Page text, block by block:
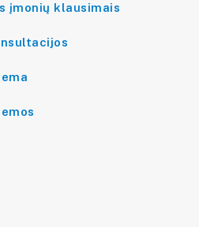
įmonių klausimais